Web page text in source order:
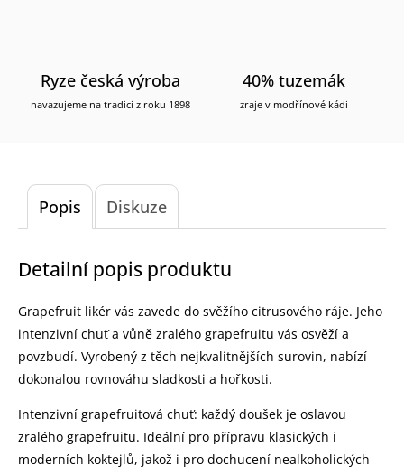
Ryze česká výroba
navazujeme na tradici z roku 1898
40% tuzemák
zraje v modřínové kádi
Popis Diskuze
Detailní popis produktu
Grapefruit likér vás zavede do svěžího citrusového ráje. Jeho
intenzivní chuť a vůně zralého grapefruitu vás osvěží a
povzbudí. Vyrobený z těch nejkvalitnějších surovin, nabízí
dokonalou rovnováhu sladkosti a hořkosti.
Intenzivní grapefruitová chuť: každý doušek je oslavou
zralého grapefruitu. Ideální pro přípravu klasických i
moderních koktejlů, jakož i pro dochucení nealkoholických